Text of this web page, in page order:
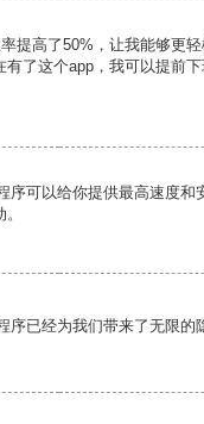
提高了50%，让我能够更轻
有了这个app，我可以提前
序可以给你提供最高速度和
序已经为我们带来了无限的